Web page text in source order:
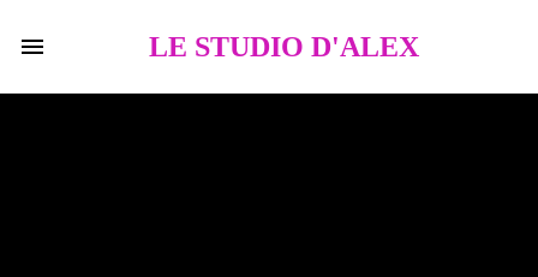
LE STUDIO D'ALEX